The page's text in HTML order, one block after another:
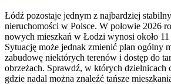
Łódź pozostaje jednym z najbardziej
nieruchomości w Polsce. W połowie 2026
nowych mieszkań w Łodzi wynosi około 11
Sytuację może jednak zmienić plan ogólny
zabudowę niektórych terenów i dostęp do
obrzeżach. Sprawdź, w których dzielnicach
gdzie nadal można znaleźć tańsze